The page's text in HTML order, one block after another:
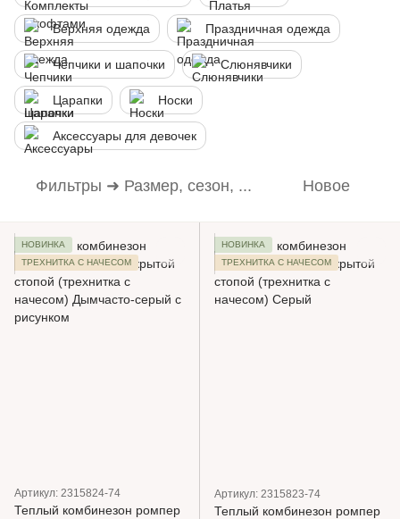
Верхняя одежда Праздничная одежда
Чепчики и шапочки Слюнявчики
Царапки Носки
Аксессуары для девочек
Фильтры ➜ Размер, сезон, ... Новое
НОВИНКА
ТРЕХНИТКА С НАЧЕСОМ
Артикул: 2315824-74
Теплый комбинезон ромпер
НОВИНКА
ТРЕХНИТКА С НАЧЕСОМ
Артикул: 2315823-74
Теплый комбинезон ромпер